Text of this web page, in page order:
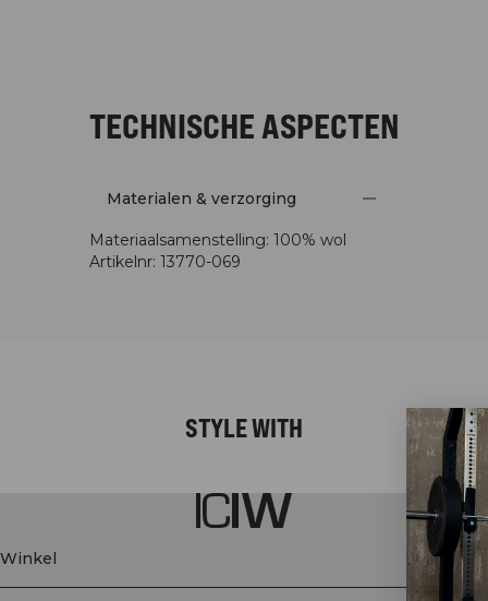
TECHNISCHE ASPECTEN
Materialen & verzorging
Materiaalsamenstelling: 100% wol
Artikelnr: 13770-069
STYLE WITH
Winkel